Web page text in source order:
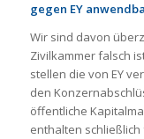
gegen EY
Wir sind davon
Zivilkammer falsch
stellen die von EY
den
öffentliche
enthalten